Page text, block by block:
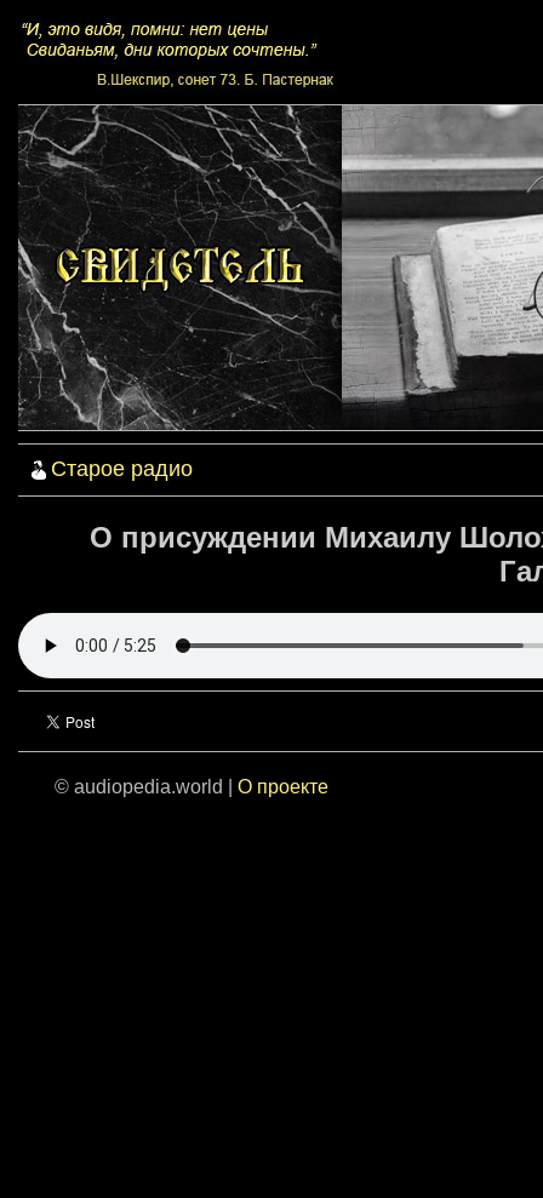
Старое радио
О присуждении Михаилу
© audiopedia.world | О проекте